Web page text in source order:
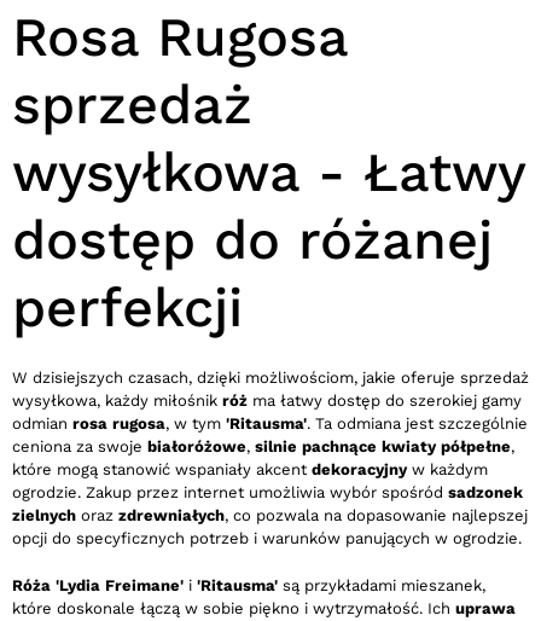
Rosa Rugosa
sprzedaż
wysyłkowa - Łatwy
dostęp do różanej
perfekcji
W dzisiejszych czasach, dzięki możliwościom, jakie oferuje sprzedaż
wysyłkowa, każdy miłośnik róż ma łatwy dostęp do szerokiej gamy
odmian rosa rugosa, w tym 'Ritausma'. Ta odmiana jest szczególnie
ceniona za swoje białoróżowe, silnie pachnące kwiaty półpełne,
które mogą stanowić wspaniały akcent dekoracyjnyw każdym
ogrodzie. Zakup przez internet umożliwia wybór spośród sadzonek
zielnych oraz zdrewniałych, co pozwala na dopasowanie najlepszej
opcji do specyficznych potrzeb i warunków panujących w ogrodzie.
Róża 'Lydia Freimane' i 'Ritausma' są przykładami mieszanek,
które doskonale łączą w sobie piękno i wytrzymałość. Ich uprawa